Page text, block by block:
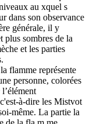
au xquel s
dans son observance
générale, il y
plus sombres de la
et les parties
flamme représente
personne, colorées
à-dire les Mistvot
même. La partie la